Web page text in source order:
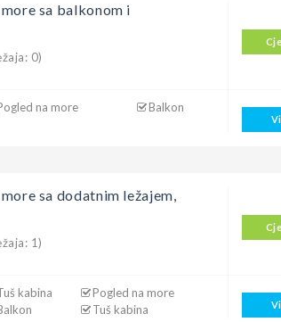
sa balkonom i
0)
na more
Balkon
sa dodatnim ležajem,
1)
kabina
Pogled na more
Tuš kabina